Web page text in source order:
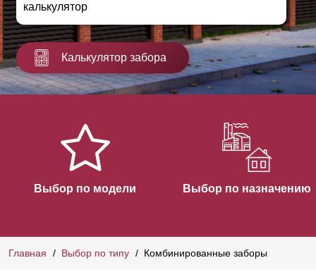
калькулятор
Калькулятор забора
Выбор по модели Выбор по назначению
Главная Выбор по типу Комбинированные заборы